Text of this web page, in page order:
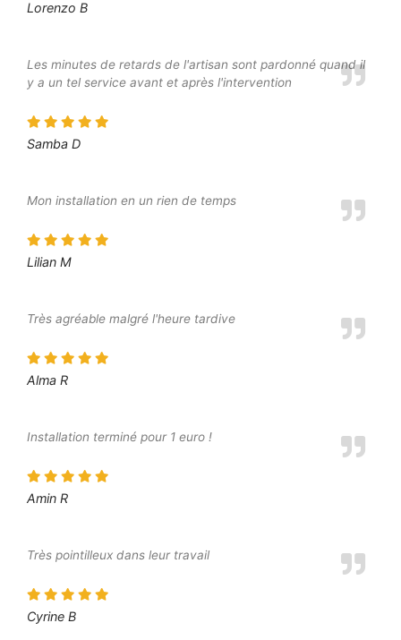
Lorenzo B
Les minutes de retards de l'artisan sont pardonné quand il
y a un tel service avant et après l'intervention
Samba D
Mon installation en un rien de temps
Lilian M
Très agréable malgré l'heure tardive
Alma R
Installation terminé pour 1 euro !
Amin R
Très pointilleux dans leur travail
Cyrine B